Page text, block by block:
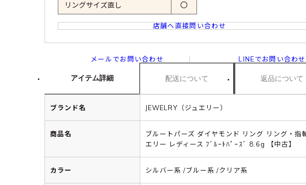
リングサイズ直し 〇
店舗へ直接問い合わせ
メールでお問い合わせ LINEでお問い合わせ
アイテム詳細 配送について 返品について
ブランド名 JEWELRY（ジュエリー）
商品名
ブルートパーズ ダイヤモンド リング リング・指
エリー レディース ﾌﾞﾙｰﾄﾊﾟｰｽﾞ 8.6g 【中古】
カラー シルバー系 /ブルー系 /クリア系